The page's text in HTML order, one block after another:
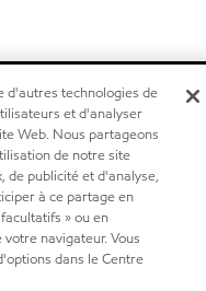
d'autres technologies de
et d'analyser
Web. Nous partageons
de notre site
de publicité et d'analyse,
à ce partage en
» ou en
navigateur. Vous
dans le Centre